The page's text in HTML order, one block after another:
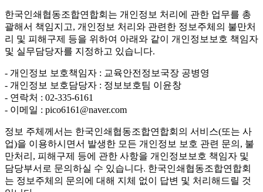
한국인쇄협동조합연합회는 개인정보 처리에 관한 업무를 총
괄해서 책임지고, 개인정보 처리와 관련한 정보주체의 불만처
리 및 피해구제 등을 위하여 아래와 같이 개인정보보호 책임자
및 실무담당자를 지정하고 있습니다.
- 개인정보 보호책임자 : 교육안전정보국장 공병영
- 개인정보 보호담당자 : 정보보호팀 이윤창
- 연락처 : 02-335-6161
- 이메일 : pico6161@naver.com
정보 주체께서는 한국인쇄협동조합연합회의 서비스(또는 사
업)을 이용하시면서 발생한 모든 개인정보 보호 관련 문의, 불
만처리, 피해구제 등에 관한 사항을 개인정보보호 책임자 및
담당부서로 문의하실 수 있습니다. 한국인쇄협동조합연합회
는 정보주체의 문의에 대해 지체 없이 답변 및 처리해드릴 것